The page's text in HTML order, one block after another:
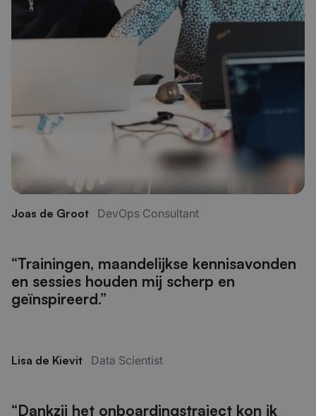
Joas de Groot DevOps Consultant
“Trainingen, maandelijkse kennisavonden
en sessies houden mij scherp en
geïnspireerd.”
Lisa de Kievit Data Scientist
“Dankzij het onboardingstraject kon ik